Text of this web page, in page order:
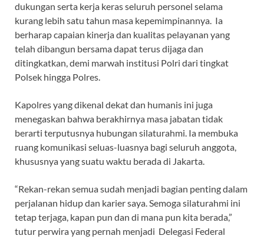
dukungan serta kerja keras seluruh personel selama
kurang lebih satu tahun masa kepemimpinannya. Ia
berharap capaian kinerja dan kualitas pelayanan yang
telah dibangun bersama dapat terus dijaga dan
ditingkatkan, demi marwah institusi Polri dari tingkat
Polsek hingga Polres.
Kapolres yang dikenal dekat dan humanis ini juga
menegaskan bahwa berakhirnya masa jabatan tidak
berarti terputusnya hubungan silaturahmi. Ia membuka
ruang komunikasi seluas-luasnya bagi seluruh anggota,
khususnya yang suatu waktu berada di Jakarta.
“Rekan-rekan semua sudah menjadi bagian penting dalam
perjalanan hidup dan karier saya. Semoga silaturahmi ini
tetap terjaga, kapan pun dan di mana pun kita berada,”
tutur perwira yang pernah menjadi Delegasi Federal